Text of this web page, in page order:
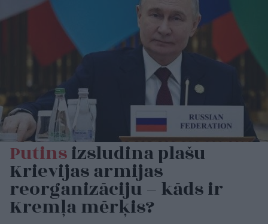
Putinsizsludina plašu
Krievijas armijas
reorganizāciju – kāds ir
Kremļa mērķis?